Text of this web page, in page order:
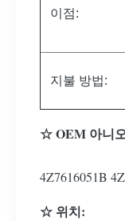
이점:
지불 방법:
☆ OEM 아니
4Z7616051B
☆ 위치: